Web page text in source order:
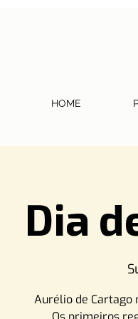
HOME
Dia
Aurélio de Cartago